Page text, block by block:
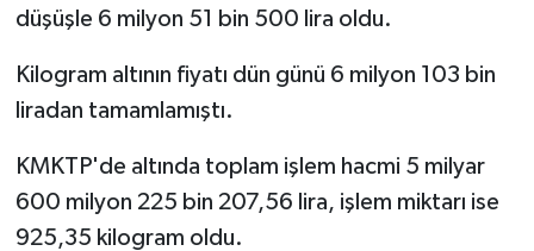
düşüşle 6 milyon 51 bin 500 lira oldu.
Kilogram altının fiyatı dün günü 6 milyon 103 bin
liradan tamamlamıştı.
KMKTP'de altında toplam işlem hacmi 5 milyar
600 milyon 225 bin 207,56 lira, işlem miktarı ise
925,35 kilogram oldu.